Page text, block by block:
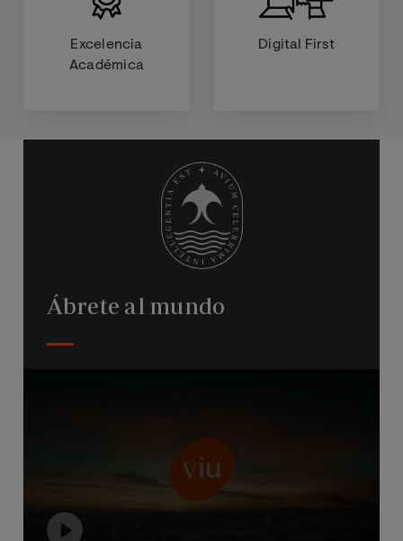
Excelencia
Académica
Digital First
Ábrete al mundo